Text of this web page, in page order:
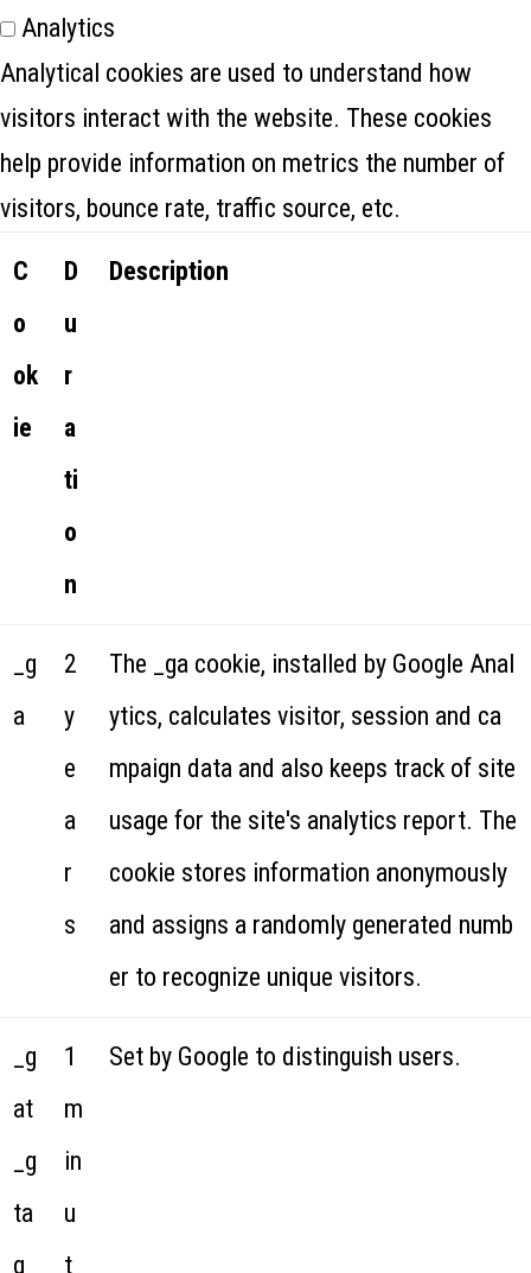
Analytics
Analytical cookies are used to understand how
visitors interact with the website. These cookies
help provide information on metrics the number of
visitors, bounce rate, traffic source, etc.
C
o
ok
ie
D
u
r
a
ti
o
n
Description
_g
a
2
y
e
a
r
s
The _ga cookie, installed by Google Anal
ytics, calculates visitor, session and ca
mpaign data and also keeps track of site
usage for the site's analytics report. The
cookie stores information anonymously
and assigns a randomly generated numb
er to recognize unique visitors.
_g
at
_g
ta
g_
1
m
in
u
t
Set by Google to distinguish users.